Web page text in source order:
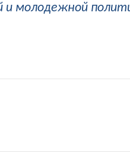
и молодежной